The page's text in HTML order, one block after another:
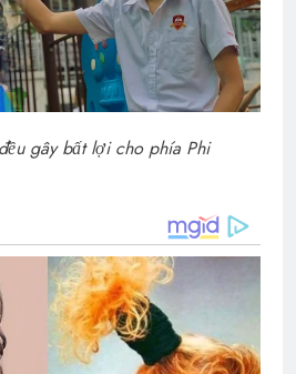
gây bất lợi cho phía Phi